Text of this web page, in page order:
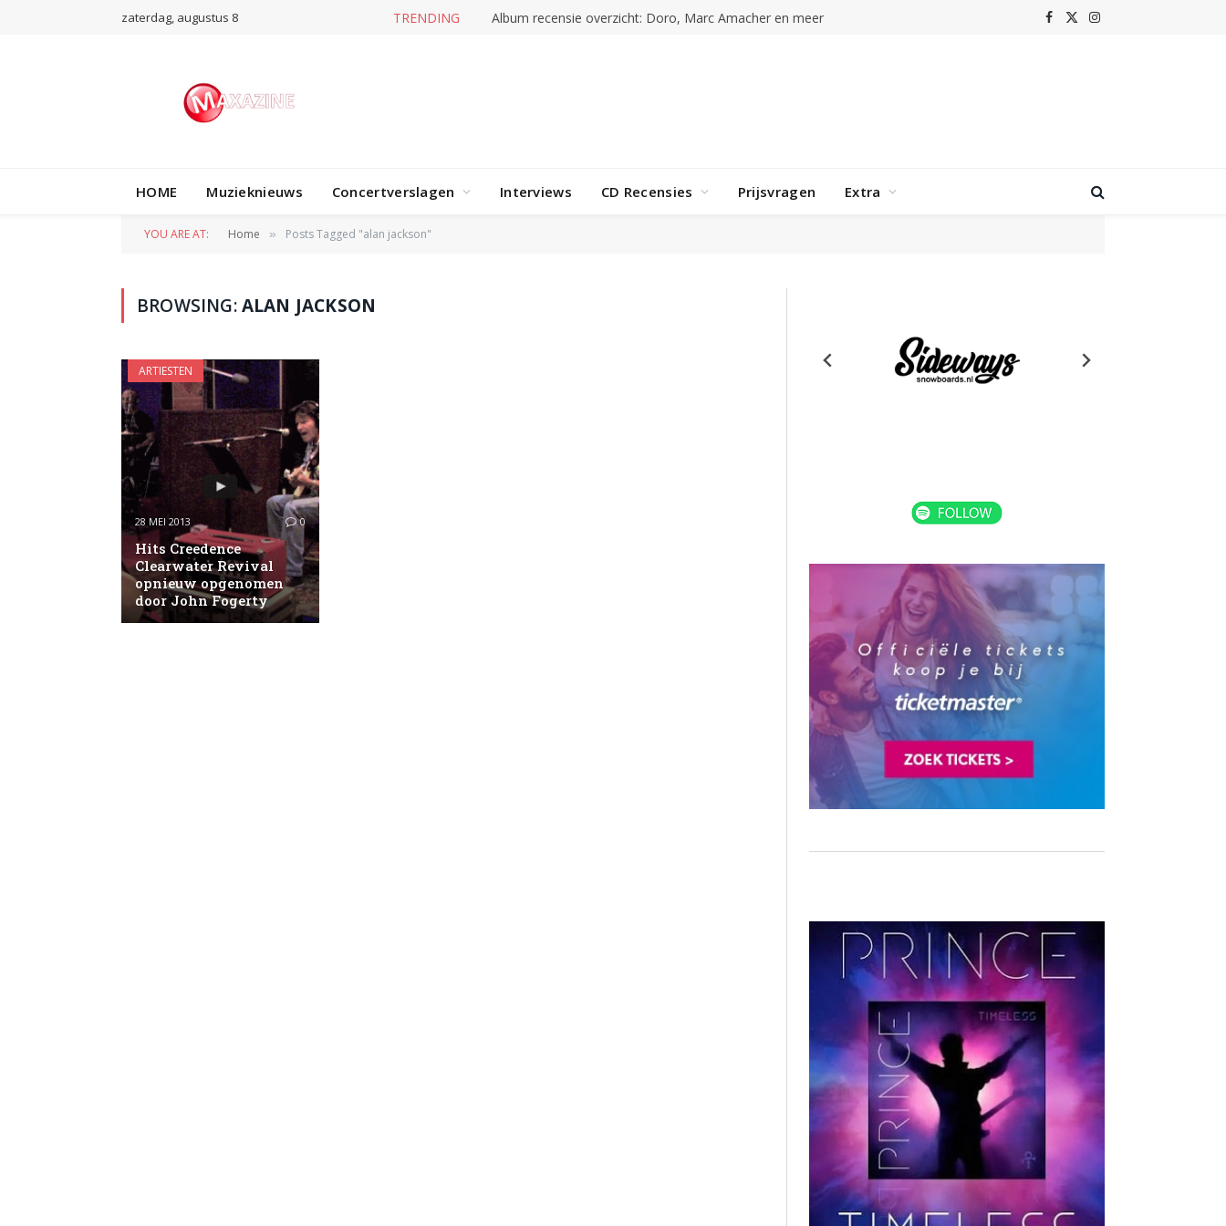
zaterdag, augustus 8 TRENDING Album recensie overzicht: Doro, Marc Amacher en meer Facebook
X
Instagram
HOME Muzieknieuws Concertverslagen Interviews CD Recensies Prijsvragen Extra
YOU ARE AT: Home » Posts Tagged "alan jackson"
BROWSING:ALAN JACKSON
ARTIESTEN
28 MEI 2013 0
Hits Creedence
Clearwater Revival
opnieuw opgenomen
door John Fogerty